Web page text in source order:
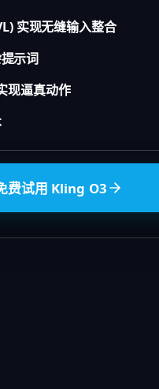
实现无缝输入整合
示词
现逼真动作
费试用 Kling O3